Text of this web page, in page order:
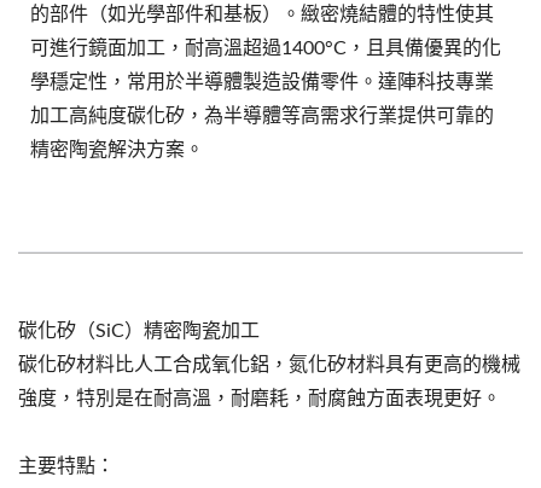
的部件（如光學部件和基板）。緻密燒結體的特性使其
可進行鏡面加工，耐高溫超過1400°C，且具備優異的化
學穩定性，常用於半導體製造設備零件。達陣科技專業
加工高純度碳化矽，為半導體等高需求行業提供可靠的
精密陶瓷解決方案。
碳化矽（SiC）精密陶瓷加工
碳化矽材料比人工合成氧化鋁，氮化矽材料具有更高的機械
強度，特別是在耐高溫，耐磨耗，耐腐蝕方面表現更好。
主要特點：